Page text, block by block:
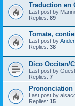
Traduction en
Last post by
Replies: 89
Tomate,
Last post by
Replies: 38
Dico Occitan/
Last post by Guest
Replies: 7
Last post by
Replies: 15